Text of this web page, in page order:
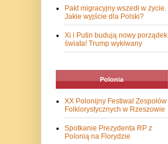
Pakt migracyjny wszedł w życie.
Jakie wyjście dla Polski?
Xi i Putin budują nowy porządek
świata! Trump wykiwany
Polonia
XX Polonijny Festiwal Zespołów
Folklorystycznych w Rzeszowie
Spotkanie Prezydenta RP z
Polonią na Florydzie